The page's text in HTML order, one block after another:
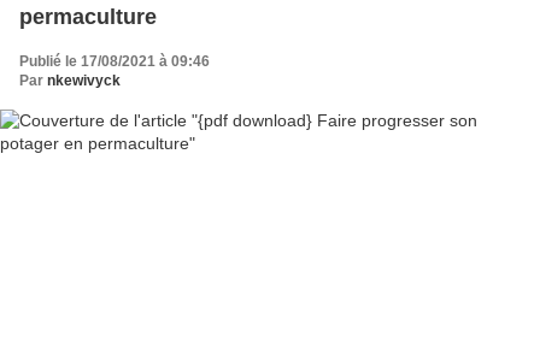
permaculture
Publié le 17/08/2021 à 09:46
Par nkewivyck